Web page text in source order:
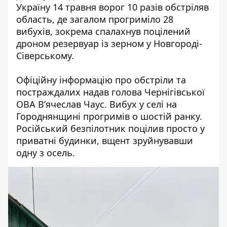
Україну 14 травня ворог 10 разів обстріляв
область, де загалом прогриміло 28
вибухів, зокрема спалахнув поцілений
дроном резервуар із зерном у Новгороді-
Сіверському.
Офіційну інформацію про обстріли та
постраждалих надав голова Чернігівської
ОВА В’ячеслав Чаус. Вибух у селі на
Городнянщині прогримів о шостій ранку.
Російський безпілотник поцілив просто у
приватні будинки, вщент зруйнувавши
одну з осель.